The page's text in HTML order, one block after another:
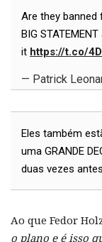
Are they banned
BIG
it https://t.co/
— Patrick
Eles também
uma GRANDE
duas vezes
Ao que Fedor
o plano e é isso